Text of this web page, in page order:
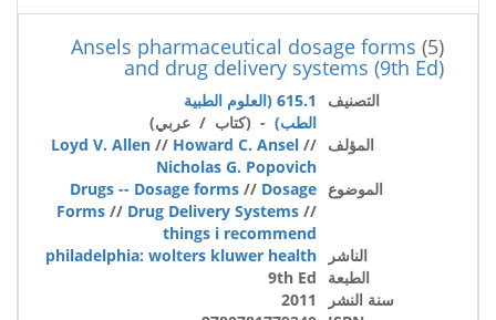
(5)
Ansels pharmaceutical dosage forms
and drug delivery systems (9th Ed)
التصنيف
615.1 (العلوم الطبية
الطب) - (كتاب / عربي)
المؤلف
Loyd V. Allen // Howard C. Ansel //
Nicholas G. Popovich
الموضوع
Drugs -- Dosage forms // Dosage
Forms // Drug Delivery Systems //
things i recommend
الناشر
philadelphia: wolters kluwer health
الطبعة
9th Ed
سنة النشر
2011